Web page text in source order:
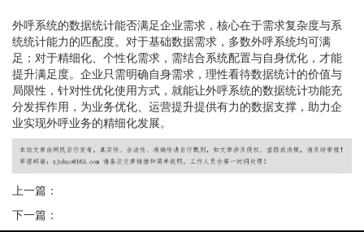
外呼系统的数据统计能否满足企业需求，核心在于需求复杂度与系
统统计能力的匹配度。对于基础数据需求，多数外呼系统均可满
足；对于精细化、个性化需求，需结合系统配置与自身优化，才能
提升满足度。企业只需明确自身需求，理性看待数据统计的价值与
局限性，针对性优化使用方式，就能让外呼系统的数据统计功能充
分发挥作用，为业务优化、运营提升提供有力的数据支撑，助力企
业实现外呼业务的精细化发展。
上一篇：
下一篇：